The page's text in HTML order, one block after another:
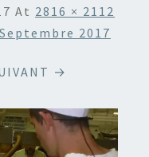
At 2816 × 2112
2017
→